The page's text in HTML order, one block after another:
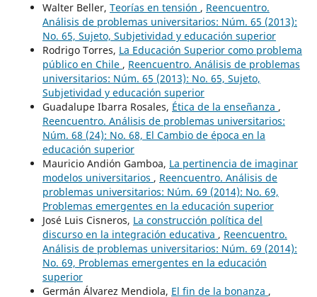
Walter Beller, Teorías en tensión , Reencuentro.
Análisis de problemas universitarios: Núm. 65 (2013):
No. 65, Sujeto, Subjetividad y educación superior
Rodrigo Torres, La Educación Superior como problema
público en Chile , Reencuentro. Análisis de problemas
universitarios: Núm. 65 (2013): No. 65, Sujeto,
Subjetividad y educación superior
Guadalupe Ibarra Rosales, Ética de la enseñanza ,
Reencuentro. Análisis de problemas universitarios:
Núm. 68 (24): No. 68, El Cambio de época en la
educación superior
Mauricio Andión Gamboa, La pertinencia de imaginar
modelos universitarios , Reencuentro. Análisis de
problemas universitarios: Núm. 69 (2014): No. 69,
Problemas emergentes en la educación superior
José Luis Cisneros, La construcción política del
discurso en la integración educativa , Reencuentro.
Análisis de problemas universitarios: Núm. 69 (2014):
No. 69, Problemas emergentes en la educación
superior
Germán Álvarez Mendiola, El fin de la bonanza ,